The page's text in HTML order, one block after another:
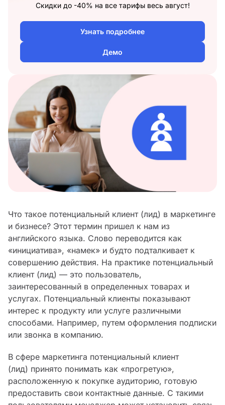
Что такое потенциальный клиент (лид) в маркетинге
и бизнесе? Этот термин пришел к нам из
английского языка. Слово переводится как
«инициатива», «намек» и будто подталкивает к
совершению действия. На практике потенциальный
клиент (лид) — это пользователь,
заинтересованный в определенных товарах и
услугах. Потенциальный клиенты показывают
интерес к продукту или услуге различными
способами. Например, путем оформления подписки
или звонка в компанию.
В сфере маркетинга потенциальный клиент
(лид) принято понимать как «прогретую»,
расположенную к покупке аудиторию, готовую
предоставить свои контактные данные. С такими
Скидки до -40% на все тарифы весь август!
Узнать подробнее
Демо